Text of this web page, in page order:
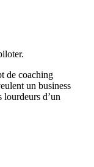
de coaching
un business
lourdeurs d’un